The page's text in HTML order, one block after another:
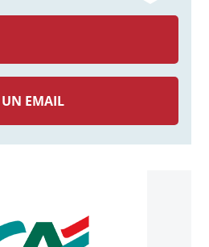
UN EMAIL